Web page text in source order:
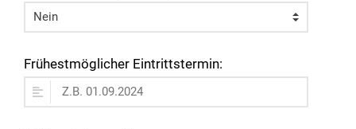
Frühestmöglicher Eintrittstermin: